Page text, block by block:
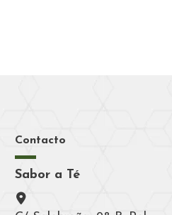
Contacto
Sabor a Té